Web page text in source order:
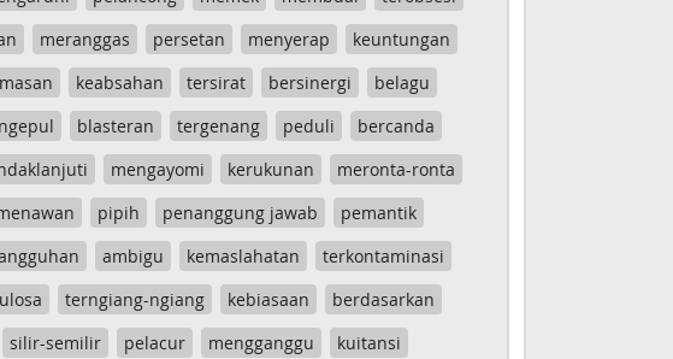
meranggas persetan menyerap
keuntungan
keabsahan tersirat bersinergi
belagu
blasteran tergenang peduli
bercanda
mengayomi kerukunan
meronta-ronta
pipih penanggung jawab
pemantik
ambigu kemaslahatan
terkontaminasi
terngiang-ngiang kebiasaan
berdasarkan
silir-semilir
pelacur mengganggu
kuitansi